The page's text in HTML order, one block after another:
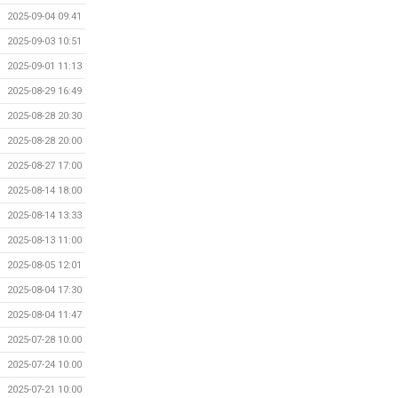
2025-09-04 09:41
2025-09-03 10:51
2025-09-01 11:13
2025-08-29 16:49
2025-08-28 20:30
2025-08-28 20:00
2025-08-27 17:00
2025-08-14 18:00
2025-08-14 13:33
2025-08-13 11:00
2025-08-05 12:01
2025-08-04 17:30
2025-08-04 11:47
2025-07-28 10:00
2025-07-24 10:00
2025-07-21 10:00